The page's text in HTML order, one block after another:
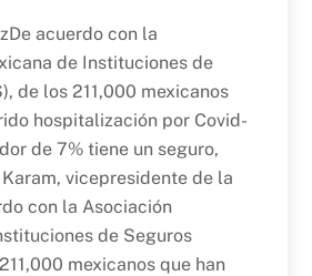
acuerdo con la
de Instituciones de
de los 211,000 mexicanos
hospitalización por Covid-
de 7% tiene un seguro,
vicepresidente de la
con la Asociación
de Seguros
mexicanos que han